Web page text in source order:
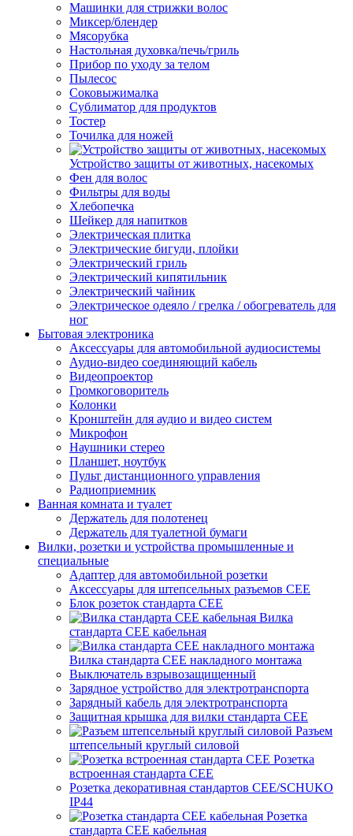
Машинки для стрижки волос
Миксер/блендер
Мясорубка
Настольная духовка/печь/гриль
Прибор по уходу за телом
Пылесос
Соковыжималка
Сублиматор для продуктов
Тостер
Точилка для ножей
Устройство защиты от животных, насекомых
Фен для волос
Фильтры для воды
Хлебопечка
Шейкер для напитков
Электрическая плитка
Электрические бигуди, плойки
Электрический гриль
Электрический кипятильник
Электрический чайник
Электрическое одеяло / грелка / обогреватель для
ног
Бытовая электроника
Аксессуары для автомобильной аудиосистемы
Аудио-видео соединяющий кабель
Видеопроектор
Громкоговоритель
Колонки
Кронштейн для аудио и видео систем
Микрофон
Наушники стерео
Планшет, ноутбук
Пульт дистанционного управления
Радиоприемник
Ванная комната и туалет
Держатель для полотенец
Держатель для туалетной бумаги
Вилки, розетки и устройства промышленные и
специальные
Адаптер для автомобильной розетки
Аксессуары для штепсельных разъемов CEE
Блок розеток стандарта CEE
Вилка
стандарта CEE кабельная
Вилка стандарта CEE накладного монтажа
Выключатель взрывозащищенный
Зарядное устройство для электротранспорта
Зарядный кабель для электротранспорта
Защитная крышка для вилки стандарта CEE
Разъем
штепсельный круглый силовой
Розетка
встроенная стандарта CEE
Розетка декоративная стандартов CEE/SCHUKO
IP44
Розетка
стандарта СЕЕ кабельная